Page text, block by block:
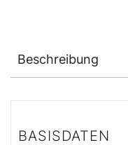
Beschreibung
BASISDATEN